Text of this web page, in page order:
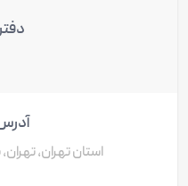
استان تهران،